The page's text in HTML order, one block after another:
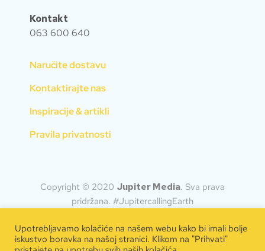
Kontakt
063 600 640
Naručite dostavu
Kontaktirajte nas
Inspiracije & artikli
Pravila privatnosti
Copyright © 2020 Jupiter Media. Sva prava
pridržana. #JupitercallingEarth
Upotrebljavamo kolačiće na našem webu kako bi imali bolje
iskustvo boravka na našoj stranici. Klikom na "Prihvati"